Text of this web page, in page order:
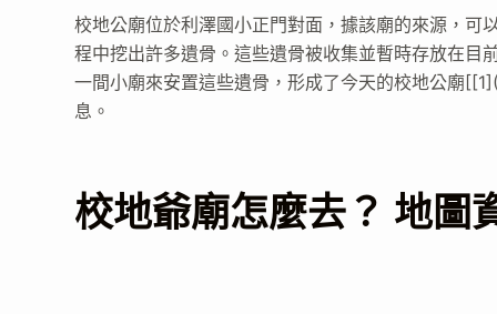
校地公廟位於利澤國小正門對面，據該廟的來源，可
程中挖出許多遺骨。這些遺骨被收集並暫時存放在目
一間小廟來安置這些遺骨，形成了今天的校地公廟
息。
校地爺廟怎麼去？ 地圖